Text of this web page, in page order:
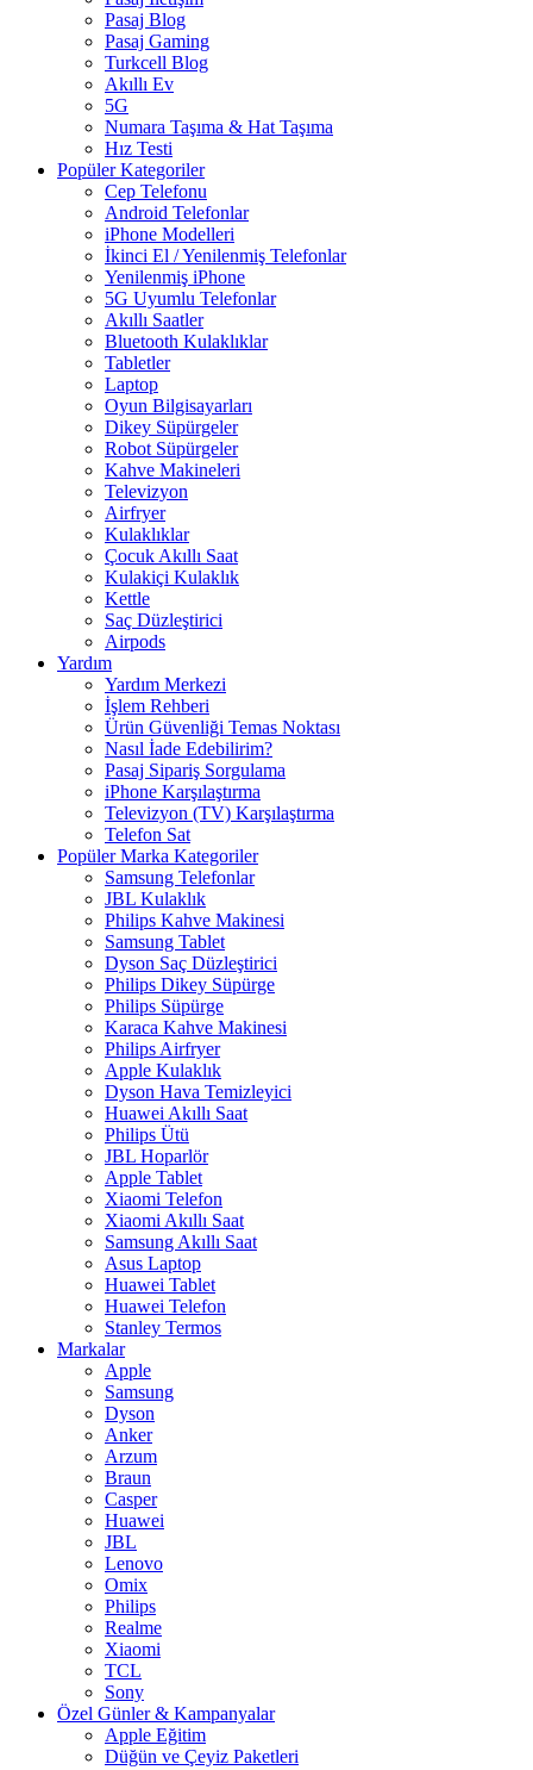
Pasaj Blog
Pasaj Gaming
Turkcell Blog
Akıllı Ev
5G
Numara Taşıma & Hat Taşıma
Hız Testi
Popüler Kategoriler
Cep Telefonu
Android Telefonlar
iPhone Modelleri
İkinci El / Yenilenmiş Telefonlar
Yenilenmiş iPhone
5G Uyumlu Telefonlar
Akıllı Saatler
Bluetooth Kulaklıklar
Tabletler
Laptop
Oyun Bilgisayarları
Dikey Süpürgeler
Robot Süpürgeler
Kahve Makineleri
Televizyon
Airfryer
Kulaklıklar
Çocuk Akıllı Saat
Kulakiçi Kulaklık
Kettle
Saç Düzleştirici
Airpods
Yardım
Yardım Merkezi
İşlem Rehberi
Ürün Güvenliği Temas Noktası
Nasıl İade Edebilirim?
Pasaj Sipariş Sorgulama
iPhone Karşılaştırma
Televizyon (TV) Karşılaştırma
Telefon Sat
Popüler Marka Kategoriler
Samsung Telefonlar
JBL Kulaklık
Philips Kahve Makinesi
Samsung Tablet
Dyson Saç Düzleştirici
Philips Dikey Süpürge
Philips Süpürge
Karaca Kahve Makinesi
Philips Airfryer
Apple Kulaklık
Dyson Hava Temizleyici
Huawei Akıllı Saat
Philips Ütü
JBL Hoparlör
Apple Tablet
Xiaomi Telefon
Xiaomi Akıllı Saat
Samsung Akıllı Saat
Asus Laptop
Huawei Tablet
Huawei Telefon
Stanley Termos
Markalar
Apple
Samsung
Dyson
Anker
Arzum
Braun
Casper
Huawei
JBL
Lenovo
Omix
Philips
Realme
Xiaomi
TCL
Sony
Özel Günler & Kampanyalar
Apple Eğitim
Düğün ve Çeyiz Paketleri